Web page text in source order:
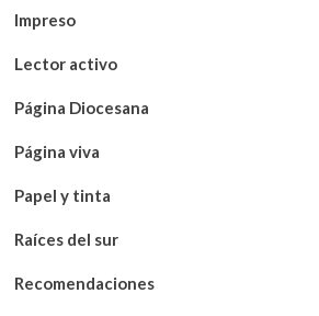
Impreso
Lector activo
Página Diocesana
Página viva
Papel y tinta
Raíces del sur
Recomendaciones